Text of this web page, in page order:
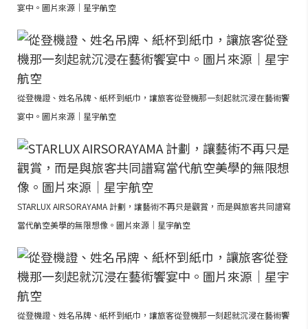
宴中。圖片來源｜星宇航空
從登機證、姓名吊牌、紙杯到紙巾，讓旅客從登機那一刻起就沉浸在藝術饗
宴中。圖片來源｜星宇航空
STARLUX AIRSORAYAMA 計劃，讓藝術不再只是觀賞，而是與旅客共同譜寫
當代航空美學的無限想像。圖片來源｜星宇航空
從登機證、姓名吊牌、紙杯到紙巾，讓旅客從登機那一刻起就沉浸在藝術饗